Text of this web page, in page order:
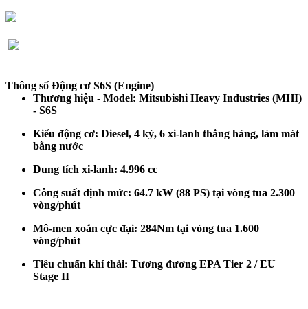
Thông số Động cơ S6S (Engine)
Thương hiệu - Model: Mitsubishi Heavy Industries (MHI)
- S6S
Kiểu động cơ: Diesel, 4 kỳ, 6 xi-lanh thẳng hàng, làm mát
bằng nước
Dung tích xi-lanh: 4.996 cc
Công suất định mức: 64.7 kW (88 PS) tại vòng tua 2.300
vòng/phút
Mô-men xoắn cực đại: 284Nm tại vòng tua 1.600
vòng/phút
Tiêu chuẩn khí thải: Tương đương EPA Tier 2 / EU
Stage II